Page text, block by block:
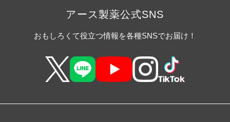
アース製薬公式SNS
おもしろくて役立つ情報を各種SNSでお届け！